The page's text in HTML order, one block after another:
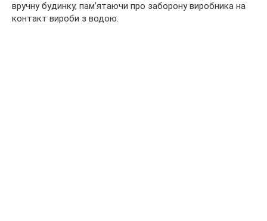
вручну будинку, пам’ятаючи про заборону виробника на
контакт вироби з водою.